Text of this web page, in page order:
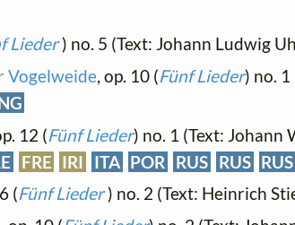
Lieder) no. 5 (Text: Johann Ludwig
Vogelweide, op. 10 (Fünf Lieder) no.
12 (Fünf Lieder) no. 1 (Text: Johann
FRE IRI ITA POR RUS RUS RUS
(Fünf Lieder) no. 2 (Text: Heinrich